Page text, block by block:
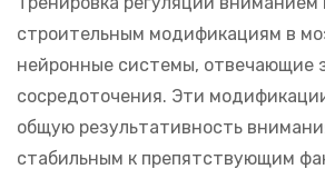
строительным модификациям в
нейронные системы, отвечающие
сосредоточения. Эти
общую результативность
стабильным к препятствующим